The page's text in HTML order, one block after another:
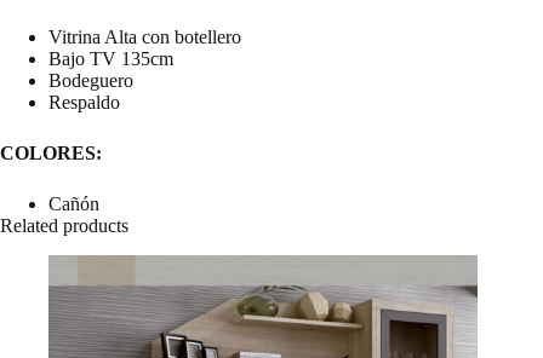
Vitrina Alta con botellero
Bajo TV 135cm
Bodeguero
Respaldo
COLORES:
Cañón
Related products